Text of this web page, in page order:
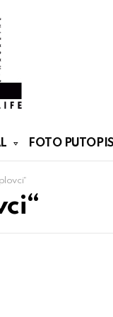
FOTO PUTOPISI